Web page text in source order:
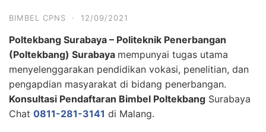
BIMBEL CPNS · 12/09/2021
Poltekbang Surabaya – Politeknik Penerbangan
(Poltekbang) Surabaya mempunyai tugas utama
menyelenggarakan pendidikan vokasi, penelitian, dan
pengapdian masyarakat di bidang penerbangan.
Konsultasi Pendaftaran Bimbel Poltekbang Surabaya
Chat 0811-281-3141 di Malang.